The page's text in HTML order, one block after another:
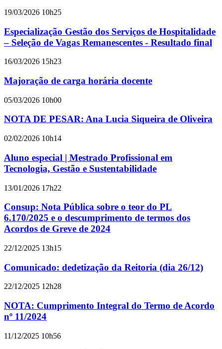
19/03/2026 10h25
Especialização Gestão dos Serviços de Hospitalidade
– Seleção de Vagas Remanescentes - Resultado final
16/03/2026 15h23
Majoração de carga horária docente
05/03/2026 10h00
NOTA DE PESAR: Ana Lucia Siqueira de Oliveira
02/02/2026 10h14
Aluno especial | Mestrado Profissional em
Tecnologia, Gestão e Sustentabilidade
13/01/2026 17h22
Consup: Nota Pública sobre o teor do PL
6.170/2025 e o descumprimento de termos dos
Acordos de Greve de 2024
22/12/2025 13h15
Comunicado: dedetização da Reitoria (dia 26/12)
22/12/2025 12h28
NOTA: Cumprimento Integral do Termo de Acordo
nº 11/2024
11/12/2025 10h56